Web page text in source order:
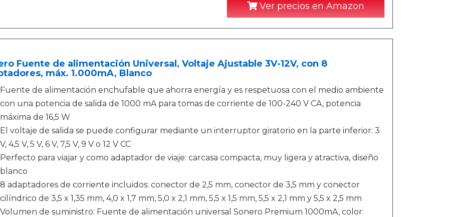
Ver precios en Amazon
Fuente de alimentación Universal, Voltaje Ajustable 3V-12V, con 8
máx. 1.000mA, Blanco
Fuente de alimentación enchufable que ahorra energía y es respetuosa con el medio ambiente
con una potencia de salida de 1000 mA para tomas de corriente de 100-240 V CA, potencia
máxima de 16,5 W
El voltaje de salida se puede configurar mediante un interruptor giratorio en la parte inferior: 3
V, 4,5 V, 5 V, 6 V, 7,5 V, 9 V o 12 V CC
Perfecto para viajar y como adaptador de viaje: carcasa compacta, muy ligera y atractiva, diseño
blanco
8 adaptadores de corriente incluidos: conector de 2,5 mm, conector de 3,5 mm y conector
cilíndrico de 3,5 x 1,35 mm, 4,0 x 1,7 mm, 5,0 x 2,1 mm, 5,5 x 1,5 mm, 5,5 x 2,1 mm y 5,5 x 2,5 mm
Volumen de suministro: Fuente de alimentación universal Sonero Premium 1000mA, color: